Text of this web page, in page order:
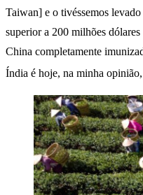
Taiwan] e o tivéssemos
superior a 200 milhões
China completamente
Índia é hoje, na minha